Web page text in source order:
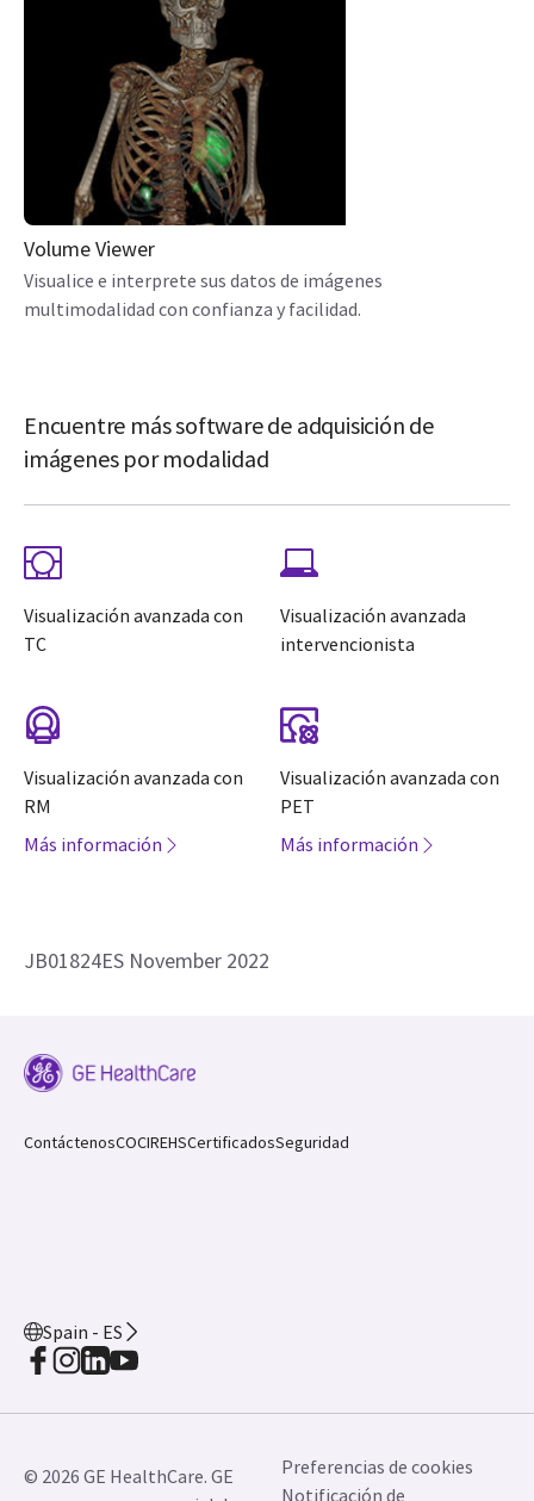
Volume Viewer
Visualice e interprete sus datos de imágenes
multimodalidad con confianza y facilidad.
Encuentre más software de adquisición de
imágenes por modalidad
Visualización avanzada con
TC
Visualización avanzada
intervencionista
Visualización avanzada con
RM
Más información
Visualización avanzada con
PET
Más información
JB01824ES November 2022
ContáctenosCOCIREHSCertificadosSeguridad
Spain - ES
© 2026 GE HealthCare. GE
Preferencias de cookies
Notificación de